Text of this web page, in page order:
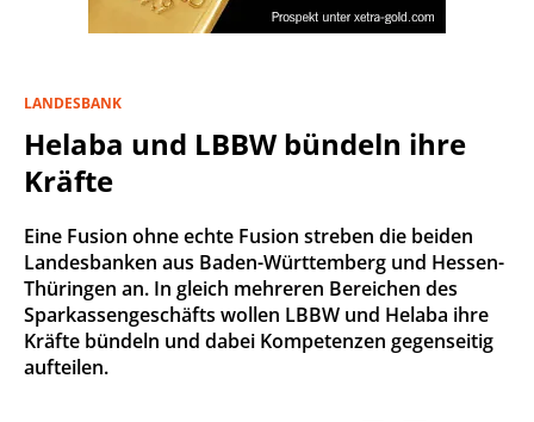
LANDESBANK
Helaba und LBBW bündeln ihre
Kräfte
Eine Fusion ohne echte Fusion streben die beiden
Landesbanken aus Baden-Württemberg und Hessen-
Thüringen an. In gleich mehreren Bereichen des
Sparkassengeschäfts wollen LBBW und Helaba ihre
Kräfte bündeln und dabei Kompetenzen gegenseitig
aufteilen.